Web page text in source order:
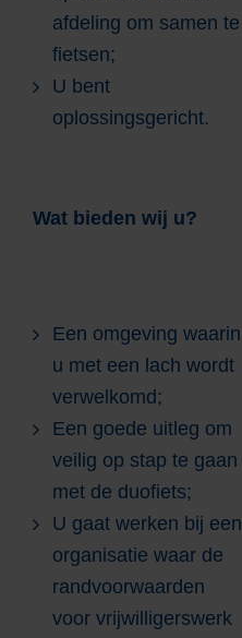
afdeling om samen te
fietsen;
U bent
oplossingsgericht.
Wat bieden wij u?
Een omgeving waarin
u met een lach wordt
verwelkomd;
Een goede uitleg om
veilig op stap te gaan
met de duofiets;
U gaat werken bij een
organisatie waar de
randvoorwaarden
voor vrijwilligerswerk